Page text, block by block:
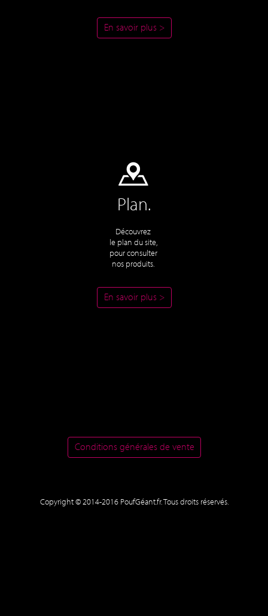
En savoir plus >
Plan.
Découvrez
le plan du site,
pour consulter
nos produits.
En savoir plus >
Conditions générales de vente
Copyright © 2014-2016 PoufGéant.fr. Tous droits réservés.